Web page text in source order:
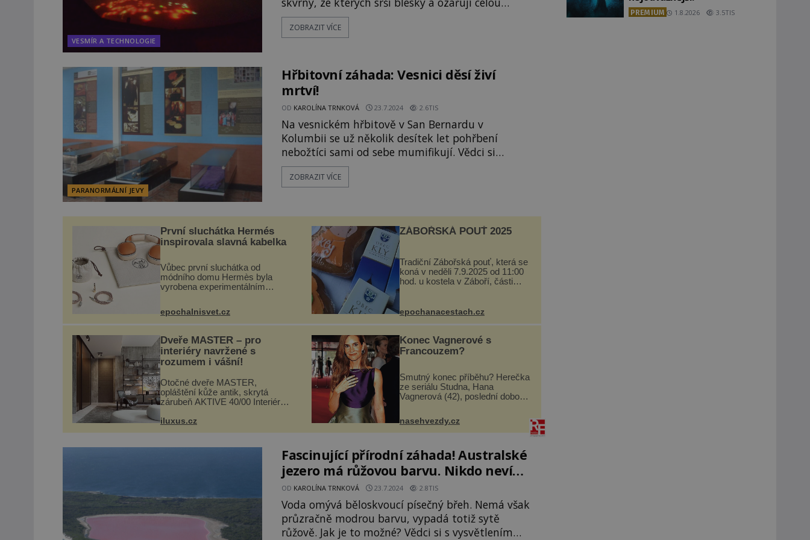
VESMÍR A TECHNOLOGIE
oblohu. Přestože je tato podivná anomálie
zdokumentována, vědci jsou dodnes bezradní. O
kolegou letí nad Tichým oceáne
ZOBRAZIT VÍCE
PARANORMÁLNÍ JEVY
Hřbitovní záhada: Vesnici děsí živí
mrtví!
OD KAROLÍNA TRNKOVÁ 23.7.2024 2.6TIS
Na vesnickém hřbitově v San Bernardu v
Kolumbii se už několik desítek let pohřbení
nebožtíci sami od sebe mumifikují. Vědci si
přitom marně lámou hlavu, co se to děje. Činí tak
jeden nebožtík po druhém. Co se odehrává
kolumbijském San Bernardu, ležícím asi 100 km
ZOBRAZIT VÍCE
První sluchátka Hermés
inspirovala slavná kabelka
Vůbec první sluchátka od
módního domu Hermès byla
vyrobena experimentálním
Horizons. Elegantní gadget si
vyžádal dva roky vývoje a chlubí
se ručně šitou hovězí kůží a
kovový...
epochalnisvet.cz
ZÁBOŘSKÁ POUŤ 2025
Tradiční Zábořská pouť, která se
koná v neděli 7.9.2025 od 11:00
hod. u kostela v Záboří, části
prohlídku kostela, dobovou
epochanacestach.cz
Dveře MASTER – pro
interiéry navržené s
rozumem i vášní!
Otočné dveře MASTER,
opláštění kůže antik, skrytá
zárubeň AKTIVE 40/00 Interiéry
vyžadují atypické rozměry nejen
nábytku, ale i otvorových prvků.
iluxus.cz
Konec Vagnerové s
Francouzem?
Smutný konec příběhu? Herečka
ze seriálu Studna, Hana
Vagnerová (42), poslední dobou
časy její anorexie jsou už dávno
pryč a opět se pyšnila ženskými
křivkami, najednou s...
nasehvezdy.cz
Fascinující přírodní záhada! Australské
jezero má růžovou barvu. Nikdo neví
proč!
OD KAROLÍNA TRNKOVÁ 23.7.2024 2.8TIS
Voda omývá běloskvoucí písečný břeh. Nemá však
průzračně modrou barvu, vypadá totiž sytě
růžově. Jak je to možné? Vědci si s vysvětlením
PREMIUM 1.8.2026 3.5TIS